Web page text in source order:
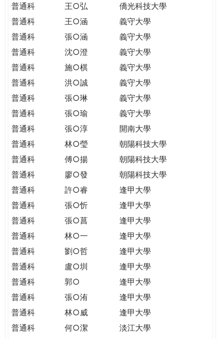
普通科
王○弘
僑光科技大學
普通科
王○涵
義守大學
普通科
張○涵
義守大學
普通科
沈○澄
義守大學
普通科
施○棋
義守大學
普通科
洪○誠
義守大學
普通科
張○琳
義守大學
普通科
張○瑜
義守大學
普通科
張○淳
開南大學
普通科
林○瑩
朝陽科技大學
普通科
傅○揚
朝陽科技大學
普通科
廖○發
朝陽科技大學
普通科
許○睿
逢甲大學
普通科
張○忻
逢甲大學
普通科
張○菖
逢甲大學
普通科
林○一
逢甲大學
普通科
劉○哲
逢甲大學
普通科
盧○圳
逢甲大學
普通科
郭○
逢甲大學
普通科
張○洧
逢甲大學
普通科
林○威
逢甲大學
普通科
何○潔
淡江大學